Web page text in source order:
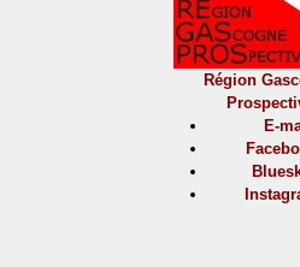
Région
E-